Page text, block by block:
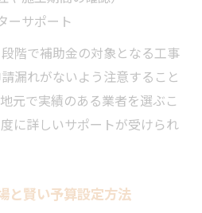
ーサポート
階で補助金の対象となる工事
漏れがないよう注意すること
元で実績のある業者を選ぶこ
に詳しいサポートが受けられ
と賢い予算設定方法